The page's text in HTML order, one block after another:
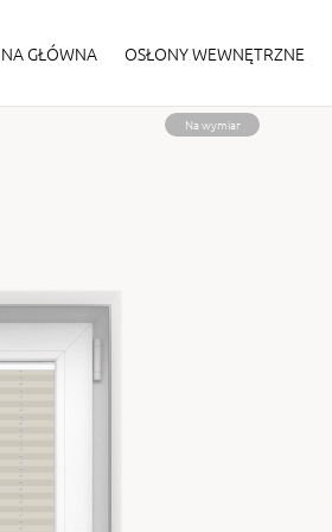
GŁÓWNA OSŁONY WEWNĘTRZNE
Na wymiar